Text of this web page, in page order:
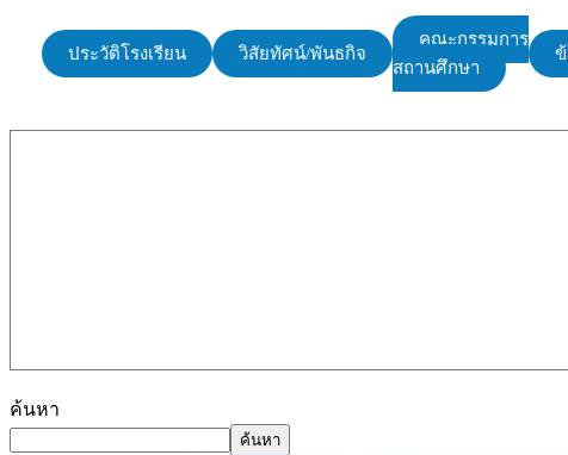
ประวัติโรงเรียน วิสัยทัศน์/พันธกิจ
คณะกรรมการ
สถานศึกษา
ค้นหา
ค้นหา